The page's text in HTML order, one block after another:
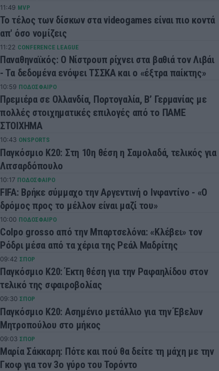
11:49 MVP
Το τέλος των δίσκων στα videogames είναι πιο κοντά
απ' όσο νομίζεις
11:22 CONFERENCE LEAGUE
Παναθηναϊκός: Ο Νίστρουπ ρίχνει στα βαθιά τον Λιβάι
- Τα δεδομένα ενόψει ΤΣΣΚΑ και ο «έξτρα παίκτης»
10:59 ΠΟΔΟΣΦΑΙΡΟ
Πρεμιέρα σε Ολλανδία, Πορτογαλία, Β’ Γερμανίας με
πολλές στοιχηματικές επιλογές από το ΠΑΜΕ
ΣΤΟΙΧΗΜΑ
10:43 ONSPORTS
Παγκόσμιο Κ20: Στη 10η θέση η Σαμολαδά, τελικός για
Λιτσαρδόπουλο
10:17 ΠΟΔΟΣΦΑΙΡΟ
FIFA: Βρήκε σύμμαχο την Αργεντινή ο Ινφαντίνο - «Ο
δρόμος προς το μέλλον είναι μαζί του»
10:00 ΠΟΔΟΣΦΑΙΡΟ
Colpo grosso από την Μπαρτσελόνα: «Κλέβει» τον
Ρόδρι μέσα από τα χέρια της Ρεάλ Μαδρίτης
09:42 ΣΠΟΡ
Παγκόσμιο Κ20: Έκτη θέση για την Ραφαηλίδου στον
τελικό της σφαιροβολίας
09:30 ΣΠΟΡ
Παγκόσμιο Κ20: Ασημένιο μετάλλιο για την Έβελυν
Μητροπούλου στο μήκος
09:03 ΣΠΟΡ
Μαρία Σάκκαρη: Πότε και πού θα δείτε τη μάχη με την
Γκοφ για τον 3ο γύρο του Τορόντο